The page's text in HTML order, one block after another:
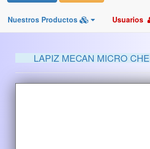
Nuestros Productos Usuarios
LAPIZ MECAN MICRO